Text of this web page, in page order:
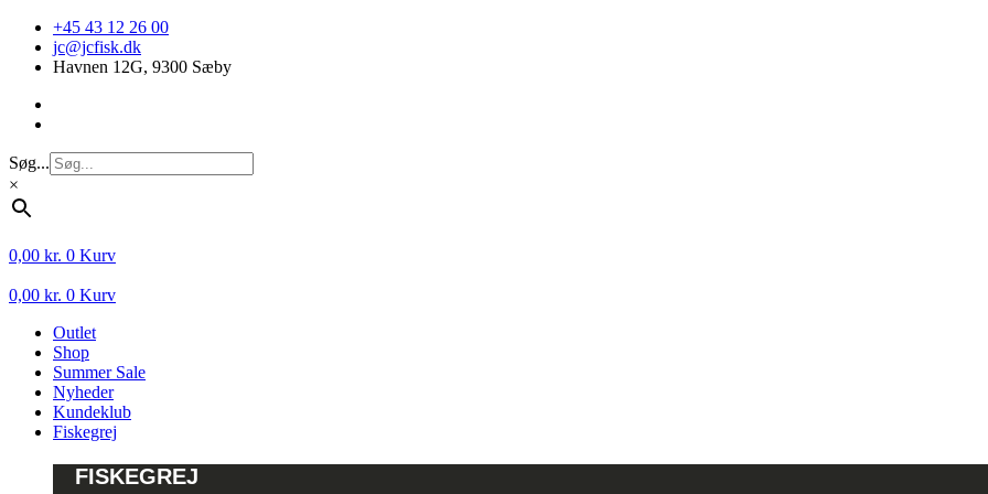
Videre
indhold
+45 43 12 26 00
jc@jcfisk.dk
Havnen 12G, 9300 Sæby
Søg...
×
0,00 kr. 0 Kurv
0,00 kr. 0 Kurv
Outlet
Shop
Summer Sale
Nyheder
Kundeklub
Fiskegrej
FISKEGREJ